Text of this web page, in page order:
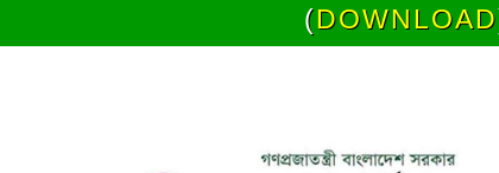
(DOWNLOAD